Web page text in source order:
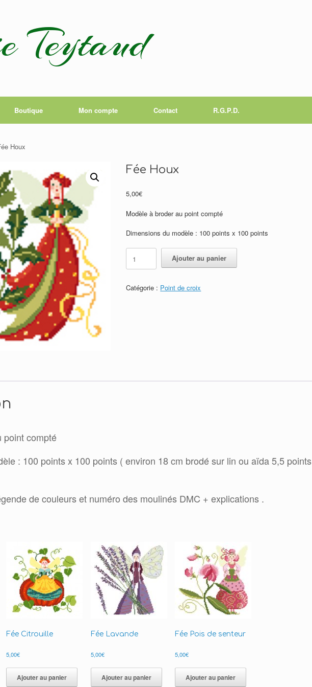
Teytaud
Boutique Mon compte Contact R.G.P.D.
Houx
Fée Houx
5,00€
Modèle à broder au point compté
Dimensions du modèle : 100 points x 100 points
quantité
Fée
Ajouter au panier
Catégorie : Point de croix
point compté
: 100 points x 100 points ( environ 18 cm brodé sur lin ou aïda 5,5 points
de couleurs et numéro des moulinés DMC + explications .
Fée Citrouille
5,00€
Ajouter au panier
Fée Lavande
5,00€
Ajouter au panier
Fée Pois de senteur
5,00€
Ajouter au panier